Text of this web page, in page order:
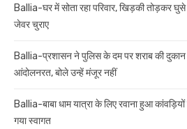
Ballia-घर में सोता रहा परिवार, खिड़की तोड़कर
जेवर चुराए
Ballia-प्रशासन ने पुलिस के दम पर शराब की दुकान
आंदोलनरत, बोले उन्हें मंजूर नहीं
Ballia-बाबा धाम यात्रा के लिए रवाना हुआ
गया स्वागत